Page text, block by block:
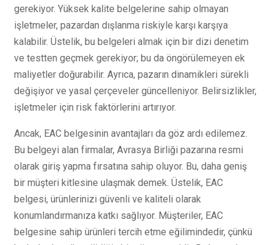
gerekiyor. Yüksek kalite belgelerine sahip olmayan
işletmeler, pazardan dışlanma riskiyle karşı karşıya
kalabilir. Üstelik, bu belgeleri almak için bir dizi denetim
ve testten geçmek gerekiyor; bu da öngörülemeyen ek
maliyetler doğurabilir. Ayrıca, pazarın dinamikleri sürekli
değişiyor ve yasal çerçeveler güncelleniyor. Belirsizlikler,
işletmeler için risk faktörlerini artırıyor.
Ancak, EAC belgesinin avantajları da göz ardı edilemez.
Bu belgeyi alan firmalar, Avrasya Birliği pazarına resmi
olarak giriş yapma fırsatına sahip oluyor. Bu, daha geniş
bir müşteri kitlesine ulaşmak demek. Üstelik, EAC
belgesi, ürünlerinizi güvenli ve kaliteli olarak
konumlandırmanıza katkı sağlıyor. Müşteriler, EAC
belgesine sahip ürünleri tercih etme eğilimindedir, çünkü